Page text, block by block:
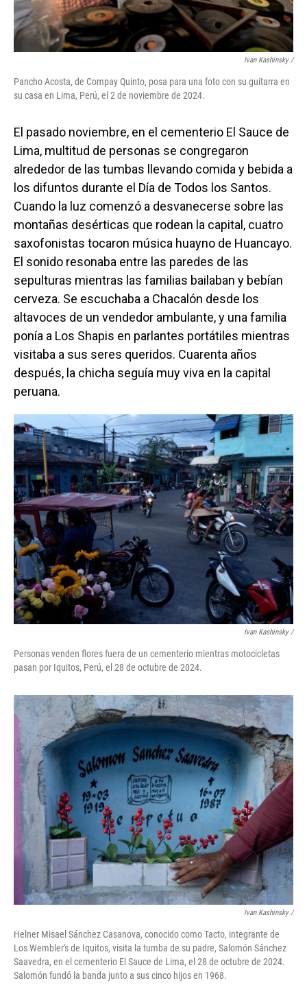
Ivan Kashinsky/
Pancho Acosta, de Compay Quinto, posa para una foto con su guitarra en
su casa en Lima, Perú, el 2 de noviembre de 2024.
El pasado noviembre, en el cementerio El Sauce de
Lima, multitud de personas se congregaron
alrededor de las tumbas llevando comida y bebida a
los difuntos durante el Día de Todos los Santos.
Cuando la luz comenzó a desvanecerse sobre las
montañas desérticas que rodean la capital, cuatro
saxofonistas tocaron música huayno de Huancayo.
El sonido resonaba entre las paredes de las
sepulturas mientras las familias bailaban y bebían
cerveza. Se escuchaba a Chacalón desde los
altavoces de un vendedor ambulante, y una familia
ponía a Los Shapis en parlantes portátiles mientras
visitaba a sus seres queridos. Cuarenta años
después, la chicha seguía muy viva en la capital
peruana.
Ivan Kashinsky/
Personas venden flores fuera de un cementerio mientras motocicletas
pasan por Iquitos, Perú, el 28 de octubre de 2024.
Ivan Kashinsky/
Helner Misael Sánchez Casanova, conocido como Tacto, integrante de
Los Wembler's de Iquitos, visita la tumba de su padre, Salomón Sánchez
Saavedra, en el cementerio El Sauce de Lima, el 28 de octubre de 2024.
Salomón fundó la banda junto a sus cinco hijos en 1968.